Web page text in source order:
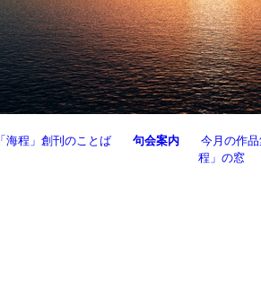
「海程」創刊のことば 句会案内
今月の作
程」の窓